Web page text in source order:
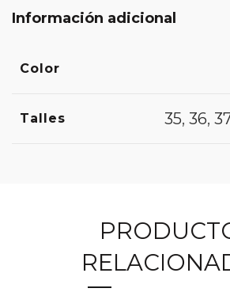
Información adicional
Color
Talles 35, 36,